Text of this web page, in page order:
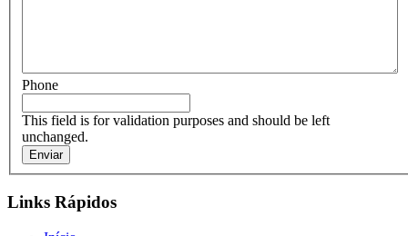
Phone
This field is for validation purposes and should be left
unchanged.
Links Rápidos